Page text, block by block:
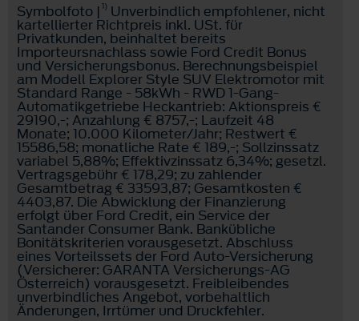
Symbolfoto | 1) Unverbindlich empfohlener, nicht
kartellierter Richtpreis inkl. USt. für
Privatkunden, beinhaltet bereits
Importeursnachlass sowie Ford Credit Bonus
und Versicherungsbonus. Berechnungsbeispiel
am Modell Explorer Style SUV Elektromotor mit
Standard Range - 58kWh - RWD 1-Gang-
Automatikgetriebe Heckantrieb: Aktionspreis €
29190,-; Anzahlung € 8757,-; Laufzeit 48
Monate; 10.000 Kilometer/Jahr; Restwert €
15586,58; monatliche Rate € 189,-; Sollzinssatz
variabel 5,88%; Effektivzinssatz 6,34%; gesetzl.
Vertragsgebühr € 178,29; zu zahlender
Gesamtbetrag € 33593,87; Gesamtkosten €
4403,87. Die Abwicklung der Finanzierung
erfolgt über Ford Credit, ein Service der
Santander Consumer Bank. Bankübliche
Bonitätskriterien vorausgesetzt. Abschluss
eines Vorteilssets der Ford Auto-Versicherung
(Versicherer: GARANTA Versicherungs-AG
Österreich) vorausgesetzt. Freibleibendes
unverbindliches Angebot, vorbehaltlich
Änderungen, Irrtümer und Druckfehler.